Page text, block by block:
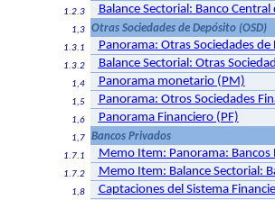
1.2.3 Balance Sectorial: Banco Central
1,3 Otras Sociedades de Depósito (OSD)
1.3.1 Panorama: Otras Sociedades de
1.3.2 Balance Sectorial: Otras
1,4 Panorama monetario (PM)
1,5 Panorama: Otros Sociedades
1,6 Panorama Financiero (PF)
1,7 Bancos Privados
1.7.1 Memo Item: Panorama: Bancos
1.7.2 Memo Item: Balance Sectorial:
1,8 Captaciones del Sistema